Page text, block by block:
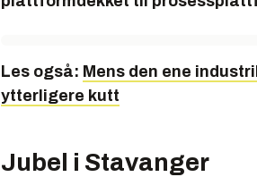
Les også: Mens den ene
ytterligere kutt
Jubel i Stavanger